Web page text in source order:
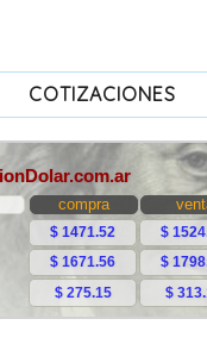
COTIZACIONES